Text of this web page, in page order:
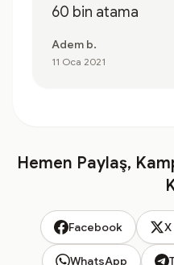
60 bin atama
Adem b.
11 Oca 2021
Hemen Paylaş,
Facebook
WhatsApp